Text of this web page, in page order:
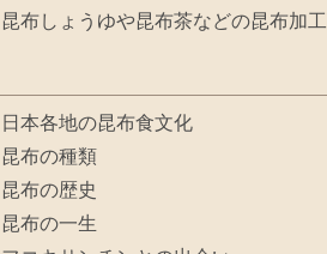
昆布しょうゆや昆布茶などの昆布加
日本各地の昆布食文化
昆布の種類
昆布の歴史
昆布の一生